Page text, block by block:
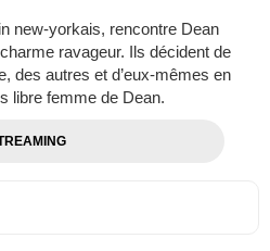
new-yorkais, rencontre Dean
ravageur. Ils décident de
des autres et d’eux-mêmes en
libre femme de Dean.